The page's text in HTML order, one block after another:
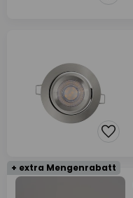
+ extra Mengenrabatt